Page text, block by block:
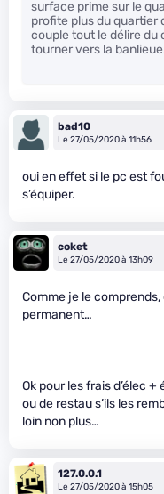
surface prime sur le
profite plus du quartier
couple tout le délire du
tourner vers la
bad10
Le 27/05/2020 à 11h56
oui en effet si le pc est
s’équiper.
coket
Le 27/05/2020 à 13h09
Comme je le
permanent…
Ok pour les frais d’élec
ou de restau s’ils les
loin non plus…
127.0.0.1
Le 27/05/2020 à 15h05